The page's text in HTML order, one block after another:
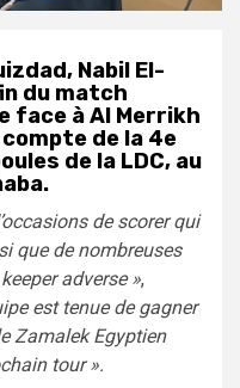
Nabil El-
du match
face à Al Merrikh
de la 4e
de la LDC, au
de scorer qui
que de nombreuses
adverse »,
est tenue de gagner
Zamalek Egyptien
tour ».